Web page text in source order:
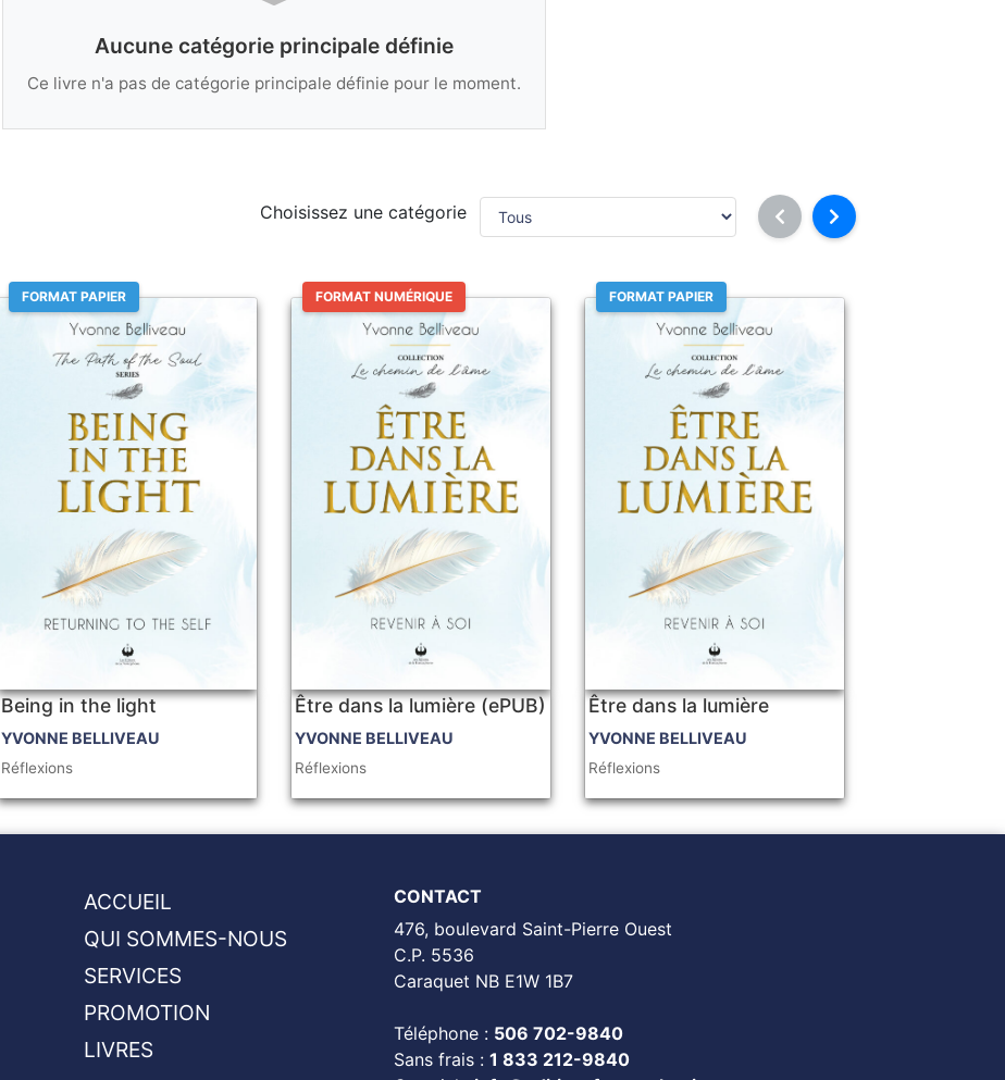
Aucune catégorie principale définie
Ce livre n'a pas de catégorie principale définie pour le moment.
Choisissez une catégorie
FORMAT PAPIER
Being in the light
YVONNE BELLIVEAU
Réflexions
FORMAT NUMÉRIQUE
Être dans la lumière (ePUB)
YVONNE BELLIVEAU
Réflexions
FORMAT PAPIER
Être dans la lumière
YVONNE BELLIVEAU
Réflexions
ACCUEIL
QUI SOMMES-NOUS
SERVICES
PROMOTION
LIVRES
CONTACT
476, boulevard Saint-Pierre Ouest
C.P. 5536
Caraquet NB E1W 1B7
Téléphone : 506 702-9840
Sans frais : 1 833 212-9840